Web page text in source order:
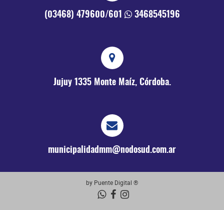
(03468) 479600/601 3468545196
Jujuy 1335 Monte Maíz, Córdoba.
municipalidadmm@nodosud.com.ar
by Puente Digital ®